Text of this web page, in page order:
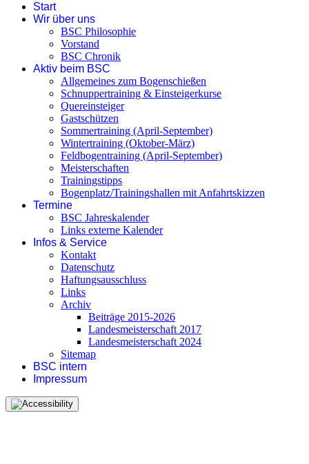
Start
Wir über uns
BSC Philosophie
Vorstand
BSC Chronik
Aktiv beim BSC
Allgemeines zum Bogenschießen
Schnuppertraining & Einsteigerkurse
Quereinsteiger
Gastschützen
Sommertraining (April-September)
Wintertraining (Oktober-März)
Feldbogentraining (April-September)
Meisterschaften
Trainingstipps
Bogenplatz/Trainingshallen mit Anfahrtskizzen
Termine
BSC Jahreskalender
Links externe Kalender
Infos & Service
Kontakt
Datenschutz
Haftungsausschluss
Links
Archiv
Beiträge 2015-2026
Landesmeisterschaft 2017
Landesmeisterschaft 2024
Sitemap
BSC intern
Impressum